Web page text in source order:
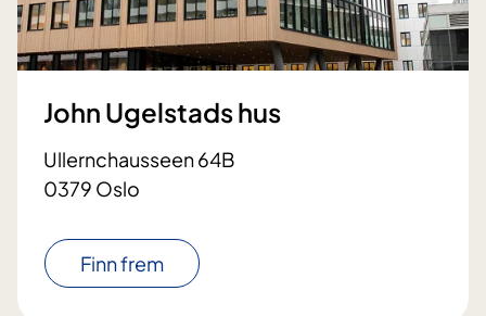
John Ugelstads hus
Ullernchausseen 64B
0379 Oslo
Finn frem